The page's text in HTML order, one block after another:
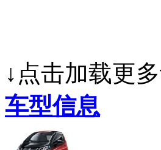
↓点击加载更
车型信息